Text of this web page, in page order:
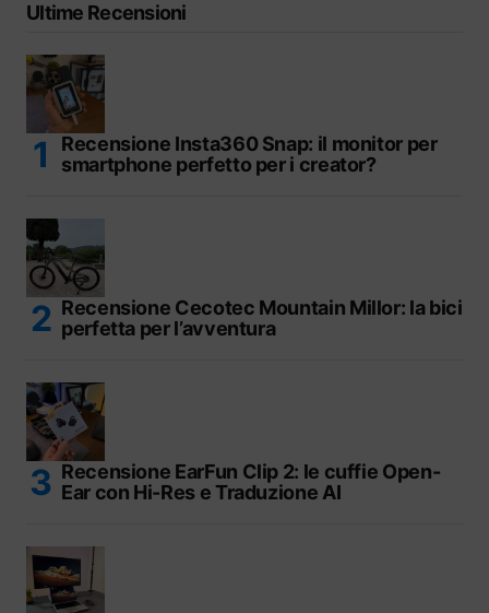
Ultime Recensioni
Recensione Insta360 Snap: il monitor per
smartphone perfetto per i creator?
Recensione Cecotec Mountain Millor: la bici
perfetta per l’avventura
Recensione EarFun Clip 2: le cuffie Open-
Ear con Hi-Res e Traduzione AI